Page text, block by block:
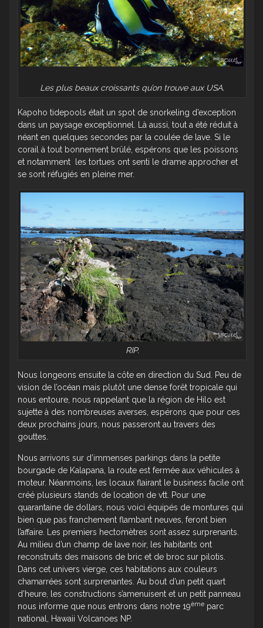
Les plus beaux croissants qu’on trouve aux USA.
Kapoho tidepools était un spot de snorkeling d’exception
dans un paysage exceptionnel. Là aussi, tout a été réduit à
néant en quelques secondes par la coulée de lave. Si le
corail à tout bonnement brûlé, espérons que les poissons
et notamment les tortues ont senti le drame approcher et
se sont réfugiés en pleine mer.
RIP.
Nous longeons ensuite la côte en direction du Sud. Peu de
vision de l’océan mais plutôt une dense forêt tropicale qui
nous entoure, nous rappelant que la région de Hilo est
sujette à des nombreuses averses, espérons que pour ces
deux prochains jours, nous passeront au travers des
gouttes.
Nous arrivons sur d’immenses parkings dans la petite
bourgade de Kalapana, la route est fermée aux véhicules à
moteur. Néanmoins, les locaux flairant le business facile ont
créé plusieurs stands de location de vtt. Pour une
quarantaine de dollars, nous voici équipés de montures qui
bien que pas franchement flambant neuves, feront bien
l’affaire. Les premiers hectomètres sont assez surprenants.
Au milieu d’un champ de lave noir, les habitants ont
reconstruits des maisons de bric et de broc sur pilotis.
Dans cet univers vierge, ces habitations aux couleurs
chamarrées sont surprenantes. Au bout d’un petit quart
d’heure, les constructions s’amenuisent et un petit panneau
nous informe que nous entrons dans notre 19ème parc
national, Hawaii Volcanoes NP.